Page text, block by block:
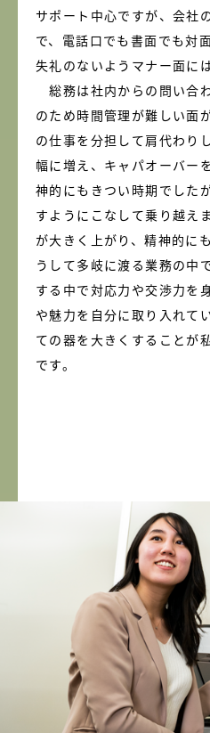
サポート中心ですが、会社
で、電話口でも書面でも対
失礼のないようマナー面に
総務は社内からの問い合
のため時間管理が難しい面
の仕事を分担して肩代わり
幅に増え、キャパオーバー
神的にもきつい時期でした
すようにこなして乗り越え
が大きく上がり、精神的に
うして多岐に渡る業務の中
する中で対応力や交渉力を
や魅力を自分に取り入れて
ての器を大きくすることが
です。